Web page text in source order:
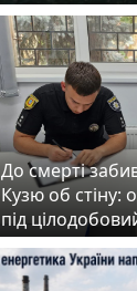
До смерті
Кузю об стіну:
під